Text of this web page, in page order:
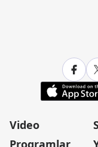
Video
Programlar